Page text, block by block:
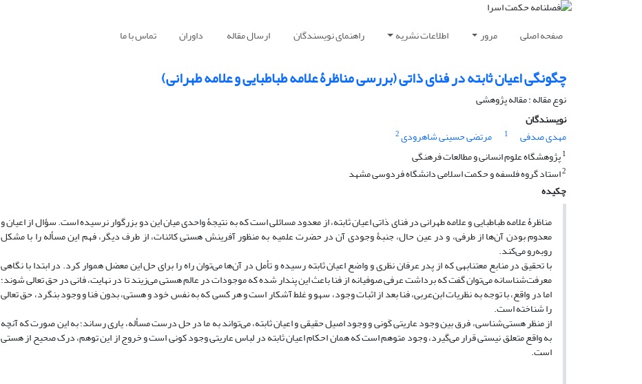
صفحه اصلی مرور اطلاعات نشریه راهنمای نویسندگان ارسال مقاله داوران تماس با ما
چگونگی اعیان ثابته در فنای ذاتی (بررسی مناظرۀ علامه طباطبایی و علامه طهرانی)
نوع مقاله : مقاله پژوهشی
نویسندگان
مهدی صدفی
1 مرتضی حسینی شاهرودی2
1پژوهشگاه علوم انسانی و مطالعات فرهنگی
2استاد گروه فلسفه و حکمت اسلامی دانشگاه فردوسی مشهد
چکیده
مناظرۀ علامه طباطبایی و علامه طهرانی در فنای ذاتی اعیان ثابته، از معدود مسائلی است که به نتیجۀ واحدی میان این دو بزرگوار نرسیده است. سؤال از اعیان و
معدوم بودن آن‌ها از طرفی، و در عین حال، جنبۀ وجودی آن در حضرت علمیه به منظور آفرینش هستی کائنات، از طرف دیگر، فهم این مسأله را با مشکل
روبه‌رو می‌کند.
با تحقیق در منابع معتنابهی که از پدر عرفان نظری و واضع اعیان ثابته رسیده و تأمل در آن‌ها می‌توان راه را برای حل این معضل هموار کرد. در ابتدا با نگاهی
معرفت‌شناسانه می‌توان گفت که برداشت عرفی صوفیانه از فنا باعث این پندار شده که موجودات در عالم هستی می‌زیند تا در نهایت، فانی در حق تعالی شوند؛
اما در واقع، با توجه به نظریات ابن‌عربی، فنا بعد از اثبات وجود، سهو و غلط آشکار است و هر کسی که به نفس خود و هستی، بدون فنا و وجود بنگرد، حق تعالی
را شناخته است.
از منظر هستی‌شناسی، فرق بین وجود عاریتی کَونی و وجود اصیل حقیقی و اعیان ثابته، می‌تواند به ما در حل درست مسأله، یاری رساند؛ به این صورت که آنچه
به واقع متعلق نیستی قرار می‌گیرد، وجود متوهم است که همان احکام اعیان ثابته در لباس عاریتی وجود کونی است و خروج از این توهم، درک صحیح از هستی
است.